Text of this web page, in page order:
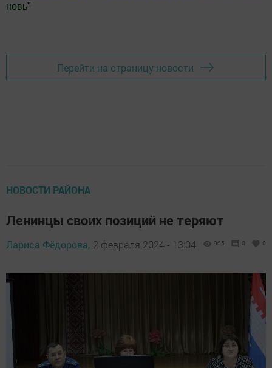
новь"
Перейти на страницу новости
НОВОСТИ РАЙОНА
Ленинцы своих позиций не теряют
Лариса Фёдорова, 2 февраля 2024 - 13:04 905 0 0